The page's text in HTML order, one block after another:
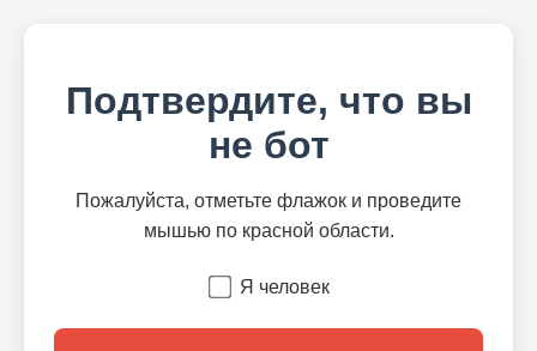
Подтвердите, что вы
не бот
Пожалуйста, отметьте флажок и проведите
мышью по красной области.
Я человек